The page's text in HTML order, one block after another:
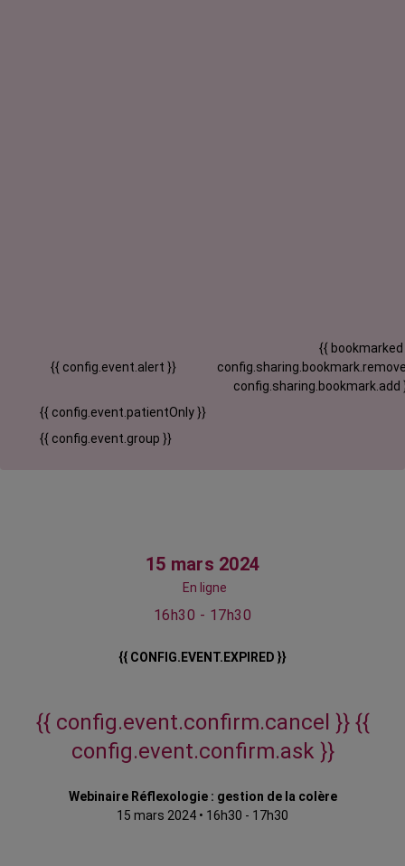
{{ config.event.alert }}
{{ bookmarked
config.sharing.bookmark.add
{{ config.event.patientOnly }}
{{ config.event.group }}
15 mars 2024
En ligne
16h30 - 17h30
{{ CONFIG.EVENT.EXPIRED }}
{{ config.event.confirm.cancel }} {{
config.event.confirm.ask }}
Webinaire Réflexologie : gestion de la colère
15 mars 2024 • 16h30 - 17h30